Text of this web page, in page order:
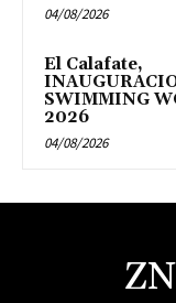
04/08/2026
El Calafate,
SWIMMING
2026
04/08/2026